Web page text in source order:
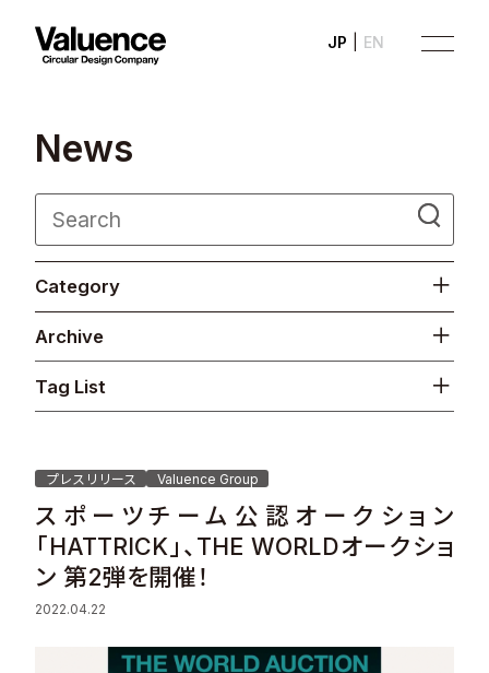
EN
JP
Company
Philosophy
Business
Investor Relations
Sustainability
Recruit
Contact
News
Category
Archive
Tag List
プレスリリース Valuence Group
スポーツチーム公認オークション
「HATTRICK」、THE WORLDオークショ
ン 第2弾を開催！
2022.04.22